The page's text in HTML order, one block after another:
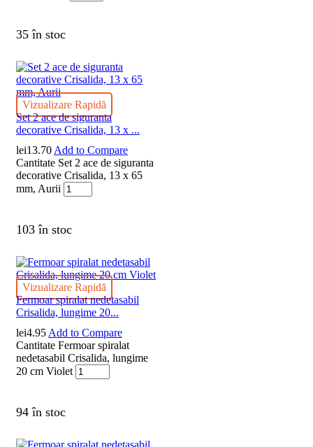
35 în stoc
Vizualizare Rapidă
Set 2 ace de siguranta
decorative Crisalida, 13 x ...
lei13.70 Add to Compare
Cantitate Set 2 ace de siguranta
decorative Crisalida, 13 x 65
mm, Aurii
103 în stoc
Vizualizare Rapidă
Fermoar spiralat nedetasabil
Crisalida, lungime 20...
lei4.95 Add to Compare
Cantitate Fermoar spiralat
nedetasabil Crisalida, lungime
20 cm Violet
94 în stoc